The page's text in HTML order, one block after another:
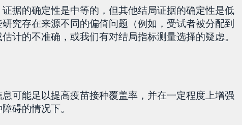
据的确定性是中等的，但其他结局证据的确定性是低
究存在来源不同的偏倚问题（例如，受试者被分配到
计的不准确，或我们有对结局指标测量选择的疑虑。
可能足以提高疫苗接种覆盖率，并在一定程度上增强
碍的情况下。